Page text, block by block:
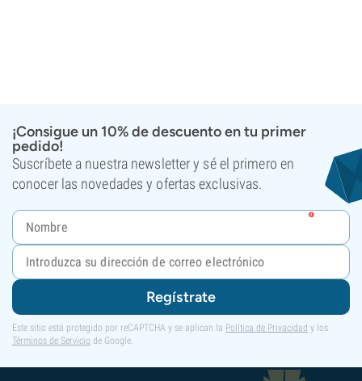
¡Consigue un 10% de descuento en tu primer
pedido!
Suscríbete a nuestra newsletter y sé el primero en
conocer las novedades y ofertas exclusivas.
Regístrate
Este sitio está protegido por reCAPTCHA y se aplican la Política de Privacidad y los
Términos de Servicio de Google.